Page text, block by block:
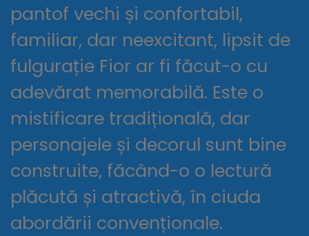
pantof vechi și confortabil,
familiar, dar neexcitant, lipsit de
fulgurație Fior ar fi făcut-o cu
adevărat memorabilă. Este o
mistificare tradițională, dar
personajele și decorul sunt bine
construite, făcând-o o lectură
plăcută și atractivă, în ciuda
abordării convenționale.